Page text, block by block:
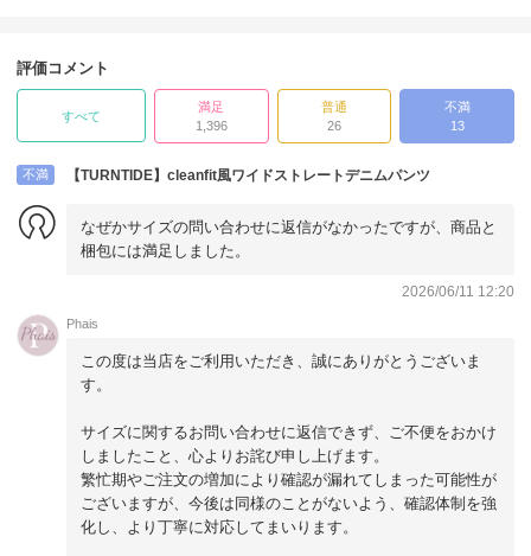
評価コメント
すべて
満足
1,396
普通
26
不満
13
不満 【TURNTIDE】cleanfit風ワイドストレートデニムパンツ
なぜかサイズの問い合わせに返信がなかったですが、商品と
梱包には満足しました。
2026/06/11 12:20
Phais
この度は当店をご利用いただき、誠にありがとうございま
す。
サイズに関するお問い合わせに返信できず、ご不便をおかけ
しましたこと、心よりお詫び申し上げます。
繁忙期やご注文の増加により確認が漏れてしまった可能性が
ございますが、今後は同様のことがないよう、確認体制を強
化し、より丁寧に対応してまいります。